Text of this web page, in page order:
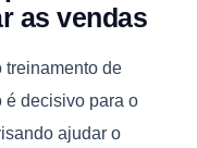
as vendas
treinamento de
é decisivo para o
ajudar o